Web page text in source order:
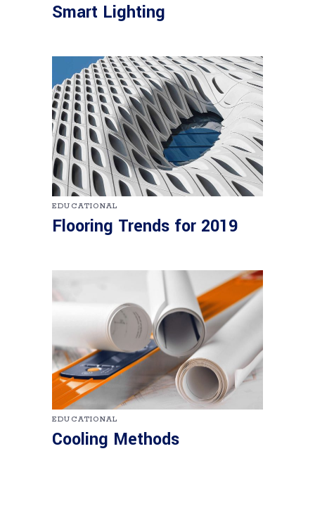
Smart Lighting
EDUCATIONAL
Flooring Trends for 2019
EDUCATIONAL
Cooling Methods